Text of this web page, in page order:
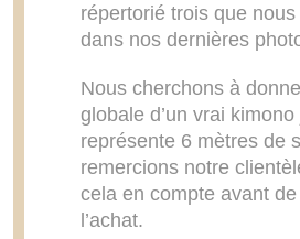
répertorié trois que
dans nos dernières
Nous cherchons à
globale d’un vrai
représente 6 mètres de
remercions notre
cela en compte avant
l’achat.